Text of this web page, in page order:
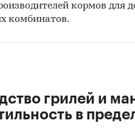
Методы:
Прогноз
прогнозирования
Отчет отражает
кормов для
комбинатов.
грилей и
в